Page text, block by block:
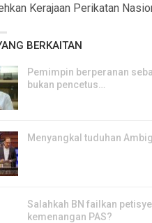
Kerajaan Perikatan
BERKAITAN
Pemimpin berperanan
bukan pencetus…
Menyangkal tuduhan
Salahkah BN failkan
kemenangan PAS?